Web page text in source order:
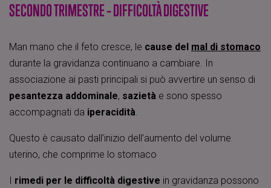
SECONDO TRIMESTRE – DIFFICOLTÀ DIGESTIVE
Man mano che il feto cresce, le cause del mal di stomaco
durante la gravidanza continuano a cambiare. In
associazione ai pasti principali si può avvertire un senso di
pesantezza addominale, sazietà e sono spesso
accompagnati da iperacidità.
Questo è causato dall’inizio dell’aumento del volume
uterino, che comprime lo stomaco
rimedi per le difficoltà digestive in gravidanza possono